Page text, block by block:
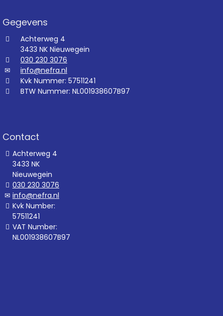
Gegevens
Achterweg 4
3433 NK Nieuwegein
030 230 3076
info@nefra.nl
Kvk Nummer: 57511241
BTW Nummer: NL001938607B97
Contact
Achterweg 4
3433 NK
Nieuwegein
030 230 3076
info@nefra.nl
Kvk Number:
57511241
VAT Number:
NL001938607B97